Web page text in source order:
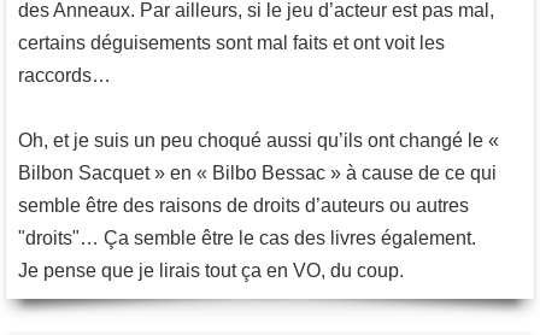
des Anneaux. Par ailleurs, si le jeu d’acteur est pas mal,
certains déguisements sont mal faits et ont voit les
raccords…
Oh, et je suis un peu choqué aussi qu’ils ont changé le «
Bilbon Sacquet » en « Bilbo Bessac » à cause de ce qui
semble être des raisons de droits d’auteurs ou autres
"droits"… Ça semble être le cas des livres également.
Je pense que je lirais tout ça en VO, du coup.